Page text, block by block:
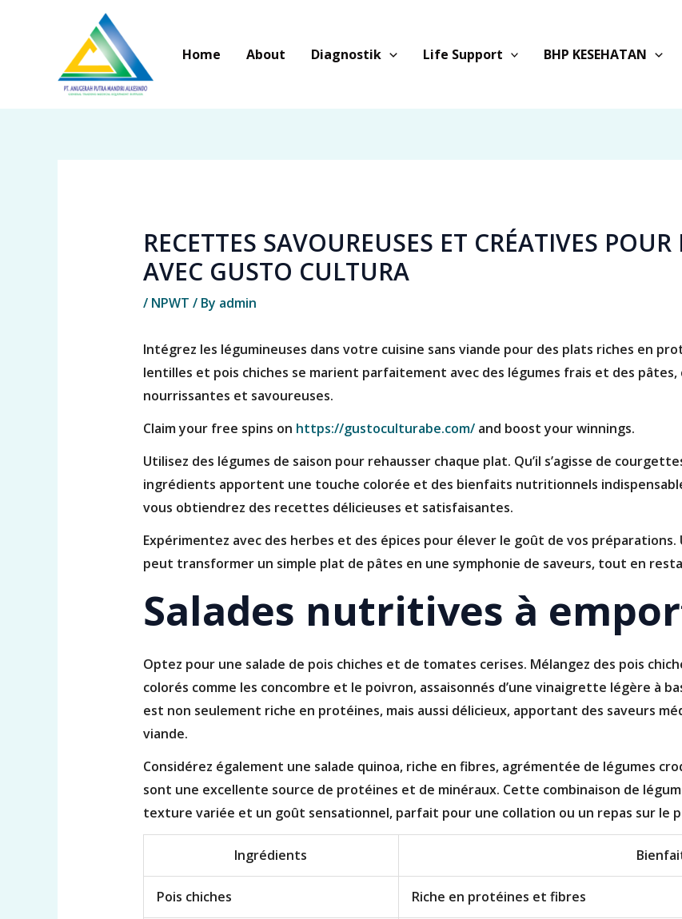
Home About Diagnostik Life Support BHP KESEHATAN
RECETTES SAVOUREUSES ET CRÉATIVES
AVEC GUSTO CULTURA
/ NPWT / By admin
Intégrez les légumineuses dans votre cuisine sans viande pour des plats riches en
lentilles et pois chiches se marient parfaitement avec des légumes frais et des pâtes,
nourrissantes et savoureuses.
Claim your free spins on https://gustoculturabe.com/and boost your winnings.
Utilisez des légumes de saison pour rehausser chaque plat. Qu’il s’agisse de
ingrédients apportent une touche colorée et des bienfaits nutritionnels
vous obtiendrez des recettes délicieuses et satisfaisantes.
Expérimentez avec des herbes et des épices pour élever le goût de vos préparations.
peut transformer un simple plat de pâtes en une symphonie de saveurs, tout en
Salades nutritives à
Optez pour une salade de pois chiches et de tomates cerises. Mélangez des pois
colorés comme les concombre et le poivron, assaisonnés d’une vinaigrette légère à
est non seulement riche en protéines, mais aussi délicieux, apportant des saveurs
viande.
Considérez également une salade quinoa, riche en fibres, agrémentée de légumes
sont une excellente source de protéines et de minéraux. Cette combinaison de
texture variée et un goût sensationnel, parfait pour une collation ou un repas sur le
Ingrédients
Pois chiches Riche en protéines et fibres